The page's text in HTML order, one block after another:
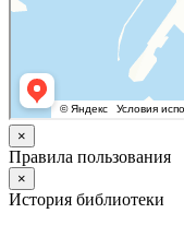
×
Правила пользования
×
История библиотеки